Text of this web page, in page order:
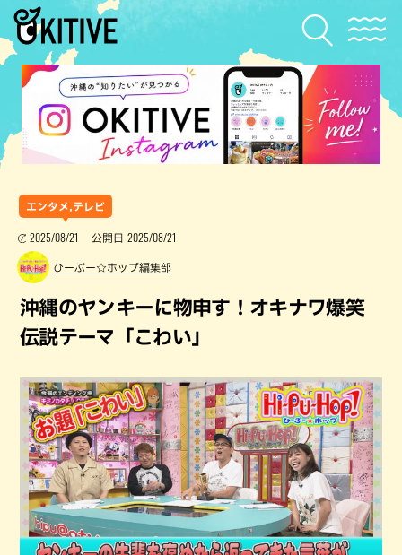
エンタメ,テレビ
2025/08/21 公開日 2025/08/21
ひーぷー☆ホップ編集部
沖縄のヤンキーに物申す！オキナワ爆笑
伝説テーマ「こわい」